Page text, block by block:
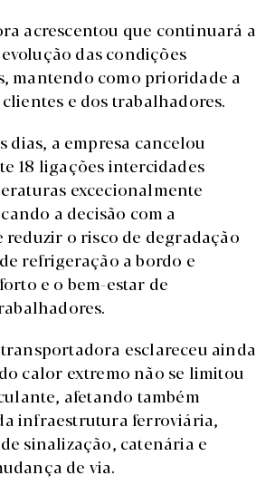
acrescentou que continuará a
das condições
mantendo como prioridade a
e dos trabalhadores.
dias, a empresa cancelou
18 ligações intercidades
excecionalmente
a decisão com a
reduzir o risco de degradação
refrigeração a bordo e
e o bem-estar de
esclareceu ainda
calor extremo não se limitou
afetando também
infraestrutura ferroviária,
sinalização, catenária e
de via.